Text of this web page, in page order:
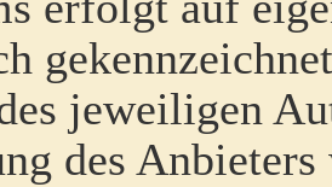
jeweiligen
des Anbieters